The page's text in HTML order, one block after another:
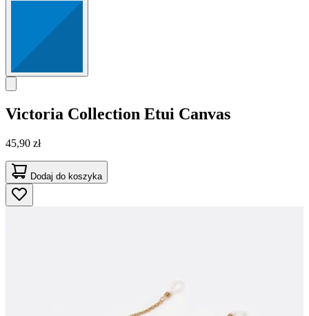
Victoria Collection Etui Canvas
45,90 zł
Dodaj do koszyka